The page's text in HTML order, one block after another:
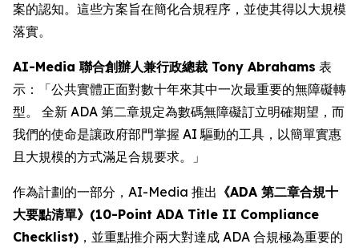
案的認知。這些方案旨在簡化合規程序，並使其得以大規模
落實。
AI-Media 聯合創辦人兼行政總裁 Tony Abrahams 表
示：「公共實體正面對數十年來其中一次最重要的無障礙轉
型。 全新 ADA 第二章規定為數碼無障礙訂立明確期望，而
我們的使命是讓政府部門掌握 AI 驅動的工具，以簡單實惠
且大規模的方式滿足合規要求。」
作為計劃的一部分，AI-Media 推出 《ADA 第二章合規十
大要點清單》(10-Point ADA Title II Compliance
Checklist) ，並重點推介兩大對達成 ADA 合規極為重要的